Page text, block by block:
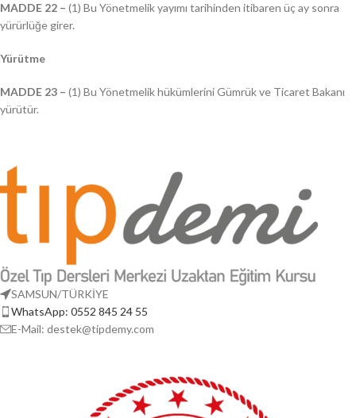
MADDE 22 – (1) Bu Yönetmelik yayımı tarihinden itibaren üç ay sonra
yürürlüğe girer.
Yürütme
MADDE 23 – (1) Bu Yönetmelik hükümlerini Gümrük ve Ticaret Bakanı
yürütür.
SAMSUN/TÜRKİYE
WhatsApp: 0552 845 24 55
E-Mail: destek@tipdemy.com